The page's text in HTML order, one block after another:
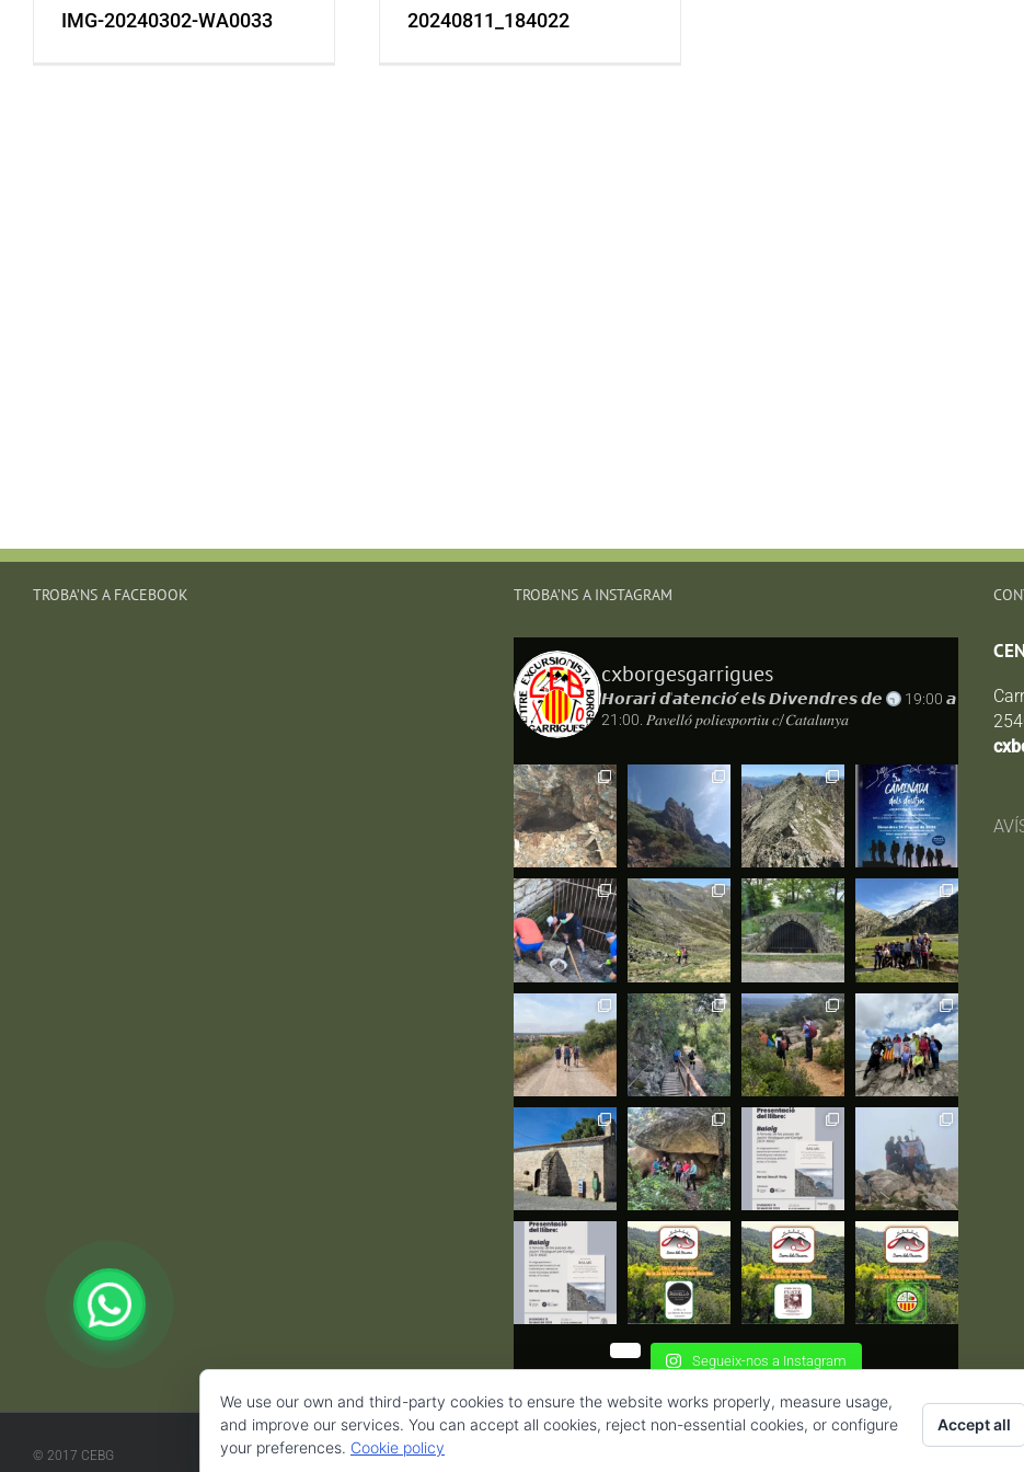
IMG-20240302-WA0033 20240811_184022
TROBA’NS A FACEBOOK TROBA’NS A INSTAGRAM
cxborgesgarrigues
𝙃𝙤𝙧𝙖𝙧𝙞 𝙙'𝙖𝙩𝙚𝙣𝙘𝙞𝙤́ 𝙚𝙡𝙨 𝘿𝙞𝙫𝙚𝙣𝙙𝙧𝙚𝙨 𝙙𝙚
19:00 𝙖
21:00. 𝑃𝑎𝑣𝑒𝑙𝑙𝑜́ 𝑝𝑜𝑙𝑖𝑒𝑠𝑝𝑜𝑟𝑡𝑖𝑢 𝑐/𝐶𝑎𝑡𝑎𝑙𝑢𝑛𝑦𝑎
Segueix-nos a Instagram
© 2017 CEBG
We use our own and third-party cookies to ensure the website works properly, measure usage,
and improve our services. You can accept all cookies, reject non-essential cookies, or configure
your preferences. Cookie policy
Accept all